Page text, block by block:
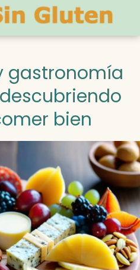
gastronomía
bien